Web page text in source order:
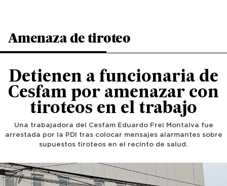
Amenaza de tiroteo
Detienen a funcionaria de
Cesfam por amenazar con
tiroteos en el trabajo
Una trabajadora del Cesfam Eduardo Frei Montalva fue
arrestada por la PDI tras colocar mensajes alarmantes sobre
supuestos tiroteos en el recinto de salud.